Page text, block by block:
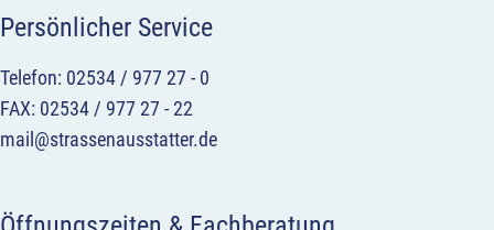
Persönlicher Service
Telefon: 02534 / 977 27 - 0
FAX: 02534 / 977 27 - 22
mail@strassenausstatter.de